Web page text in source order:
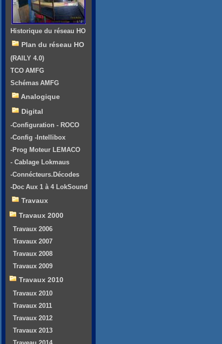
Historique du réseau HO
Plan du réseau HO
(RAILY 4.0)
TCO AMFG
Schémas AMFG
Analogique
Digital
-Configuration - ROCO
-Config -Intellibox
-Prog Moteur LEMACO
- Cablage Lokmaus
-Connécteurs.Décodes
-Doc Aux 1 à 4 LokSound
Travaux
Travaux 2000
Travaux 2006
Travaux 2007
Travaux 2008
Travaux 2009
Travaux 2010
Travaux 2010
Travaux 2011
Travaux 2012
Travaux 2013